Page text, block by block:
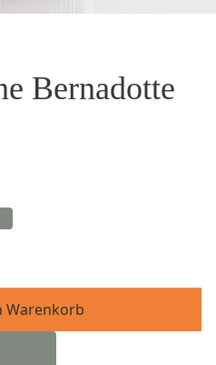
Bernadotte
Warenkorb